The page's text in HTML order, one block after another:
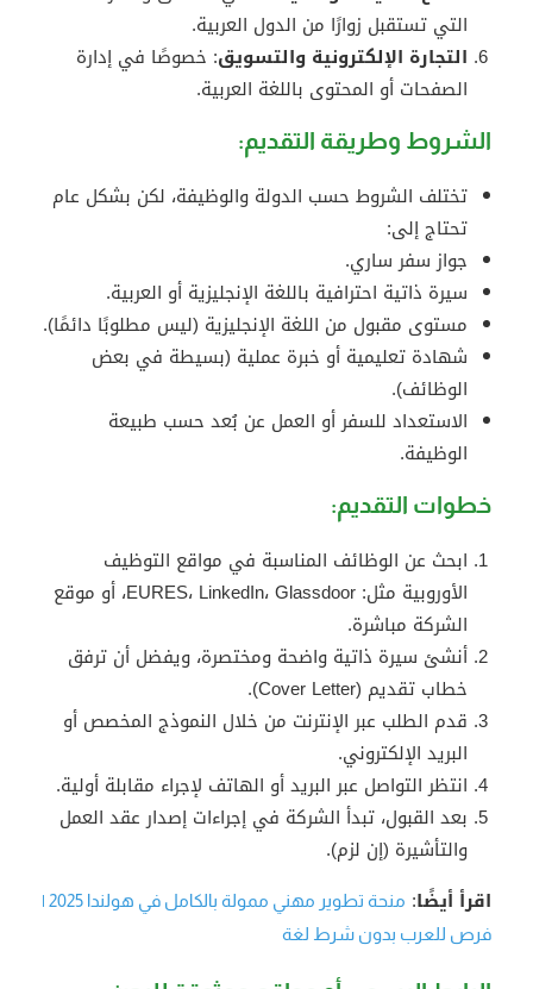
التي تستقبل زوارًا من الدول العربية.
التجارة الإلكترونية والتسويق: خصوصًا في إدارة
الصفحات أو المحتوى باللغة العربية.
الشروط وطريقة التقديم:
تختلف الشروط حسب الدولة والوظيفة، لكن بشكل عام
تحتاج إلى:
جواز سفر ساري.
سيرة ذاتية احترافية باللغة الإنجليزية أو العربية.
مستوى مقبول من اللغة الإنجليزية (ليس مطلوبًا دائمًا).
شهادة تعليمية أو خبرة عملية (بسيطة في بعض
الوظائف).
الاستعداد للسفر أو العمل عن بُعد حسب طبيعة
الوظيفة.
خطوات التقديم:
ابحث عن الوظائف المناسبة في مواقع التوظيف
الأوروبية مثل: EURES، LinkedIn، Glassdoor، أو موقع
الشركة مباشرة.
أنشئ سيرة ذاتية واضحة ومختصرة، ويفضل أن ترفق
خطاب تقديم (Cover Letter).
قدم الطلب عبر الإنترنت من خلال النموذج المخصص أو
البريد الإلكتروني.
انتظر التواصل عبر البريد أو الهاتف لإجراء مقابلة أولية.
بعد القبول، تبدأ الشركة في إجراءات إصدار عقد العمل
والتأشيرة (إن لزم).
اقرأ أيضًا:
منحة تطوير مهني ممولة بالكامل في هولندا 2025 |
فرص للعرب بدون شرط لغة